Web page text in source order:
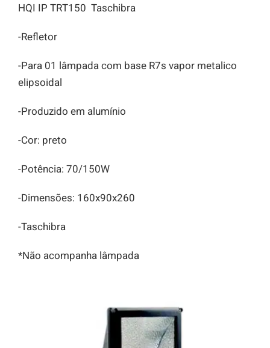
Serviços
Tendências
Contato
Briefing Online
HQI IP TRT150 Taschibra
-Refletor
-Para 01 lâmpada com base R7s vapor metalico
elipsoidal
-Produzido em alumínio
-Cor: preto
-Potência: 70/150W
-Dimensões: 160x90x260
-Taschibra
*Não acompanha lâmpada